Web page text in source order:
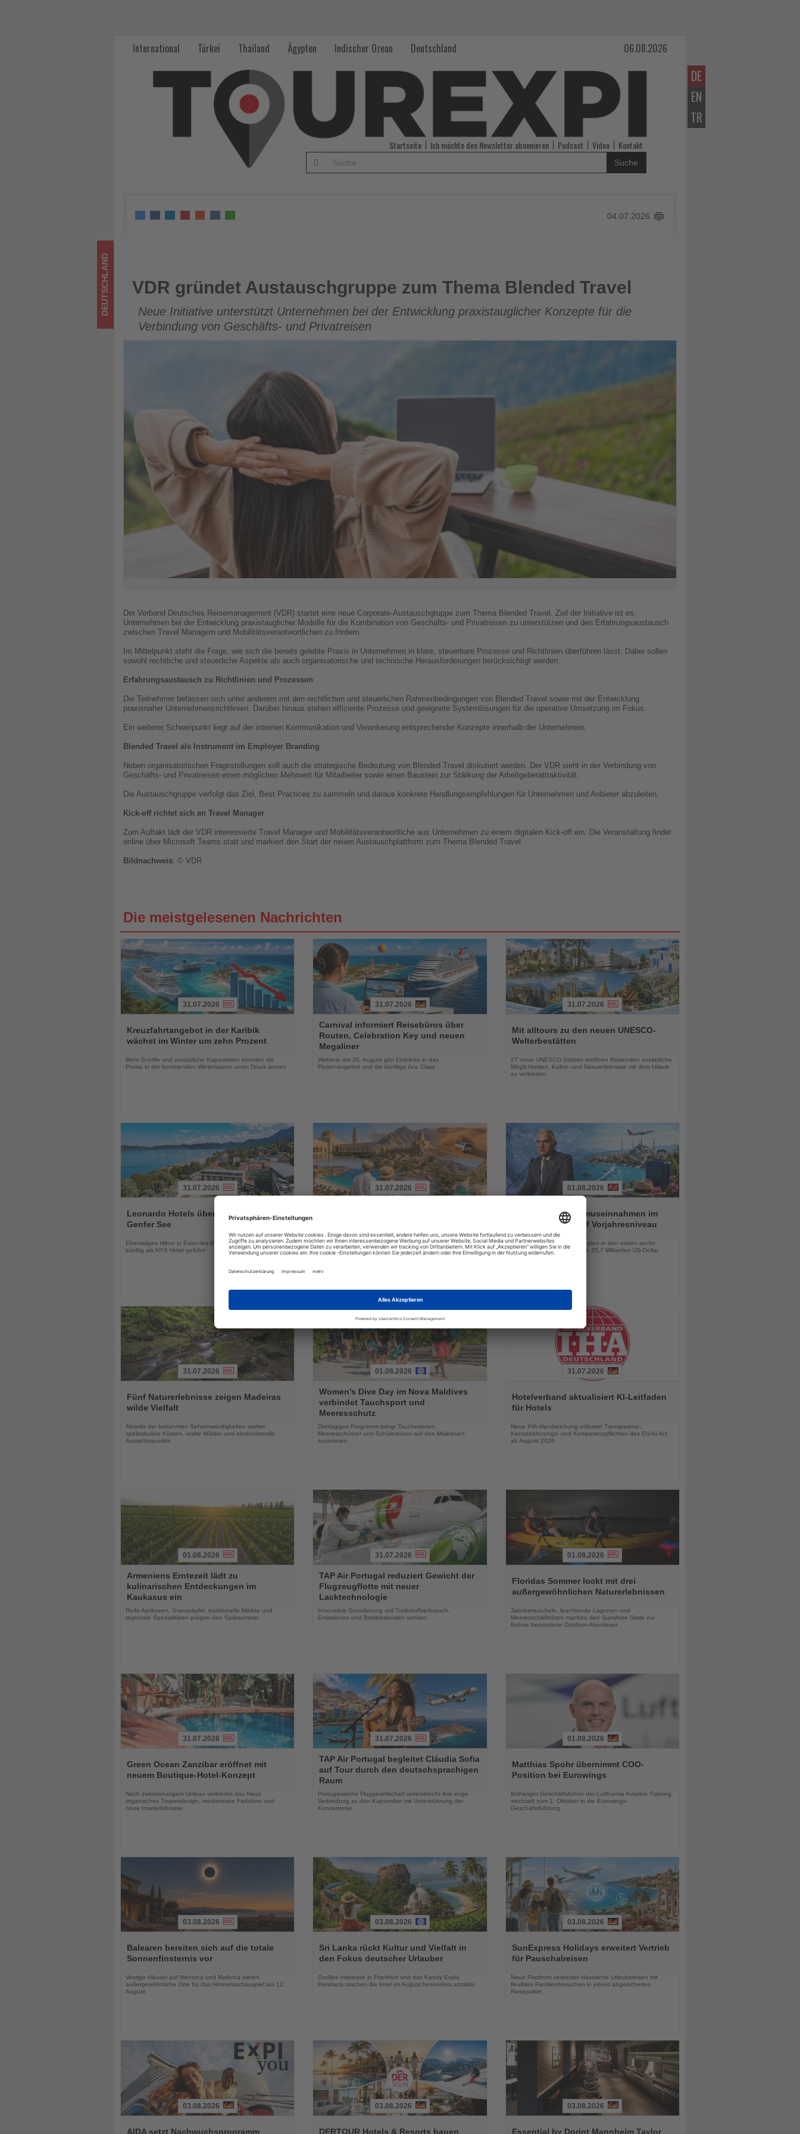
Austauschgruppe
DE
EN
TR
International Türkei Thailand Ägypten Indischer Ozean Deutschland 06.08.2026
Startseite Ich möchte den Newsletter abonnieren Podcast Video Kontakt
Suche
04.07.2026
VDR gründet Austauschgruppe zum Thema Blended Travel
DEUTSCHLAND VDR gründet Austauschgruppe zum Thema Blended Travel
Neue Initiative unterstützt Unternehmen bei der Entwicklung praxistauglicher Konzepte für die
Verbindung von Geschäfts- und Privatreisen
Der Verband Deutsches Reisemanagement (VDR) startet eine neue Corporate-Austauschgruppe zum Thema Blended Travel. Ziel der Initiative ist es,
Unternehmen bei der Entwicklung praxistauglicher Modelle für die Kombination von Geschäfts- und Privatreisen zu unterstützen und den Erfahrungsaustausch
zwischen Travel Managern und Mobilitätsverantwortlichen zu fördern.
Im Mittelpunkt steht die Frage, wie sich die bereits gelebte Praxis in Unternehmen in klare, steuerbare Prozesse und Richtlinien überführen lässt. Dabei sollen
sowohl rechtliche und steuerliche Aspekte als auch organisatorische und technische Herausforderungen berücksichtigt werden.
Erfahrungsaustausch zu Richtlinien und Prozessen
Die Teilnehmer befassen sich unter anderem mit den rechtlichen und steuerlichen Rahmenbedingungen von Blended Travel sowie mit der Entwicklung
praxisnaher Unternehmensrichtlinien. Darüber hinaus stehen effiziente Prozesse und geeignete Systemlösungen für die operative Umsetzung im Fokus.
Ein weiterer Schwerpunkt liegt auf der internen Kommunikation und Verankerung entsprechender Konzepte innerhalb der Unternehmen.
Blended Travel als Instrument im Employer Branding
Neben organisatorischen Fragestellungen soll auch die strategische Bedeutung von Blended Travel diskutiert werden. Der VDR sieht in der Verbindung von
Geschäfts- und Privatreisen einen möglichen Mehrwert für Mitarbeiter sowie einen Baustein zur Stärkung der Arbeitgeberattraktivität.
Die Austauschgruppe verfolgt das Ziel, Best Practices zu sammeln und daraus konkrete Handlungsempfehlungen für Unternehmen und Anbieter abzuleiten.
Kick-off richtet sich an Travel Manager
Zum Auftakt lädt der VDR interessierte Travel Manager und Mobilitätsverantwortliche aus Unternehmen zu einem digitalen Kick-off ein. Die Veranstaltung findet
online über Microsoft Teams statt und markiert den Start der neuen Austauschplattform zum Thema Blended Travel.
Bildnachweis: © VDR
Die meistgelesenen Nachrichten
Sie
die
31.07.2026
Kreuzfahrtangebot in der Karibik
wächst im Winter um zehn Prozent
Mehr Schiffe und zusätzliche Kapazitäten könnten die
Preise in der kommenden Wintersaison unter Druck setzen
Sie
die
Nachrichten
31.07.2026
Carnival informiert Reisebüros über
Routen, Celebration Key und neuen
Megaliner
Webinar am 26. August gibt Einblicke in das
Flottenangebot und die künftige Ace Class
Sie
die
31.07.2026
Mit alltours zu den neuen UNESCO-
Welterbestätten
27 neue UNESCO-Stätten eröffnen Reisenden zusätzliche
Möglichkeiten, Kultur- und Naturerlebnisse mit dem Urlaub
zu verbinden
Sie
die
31.07.2026
Leonardo Hotels übernimmt Hotel am
Genfer See
Ehemaliges Hilton in Evian-les-Bains wird modernisiert und
künftig als NYX Hotel geführt
Nachrichten
31.07.2026
Drei Online-Seminare beleuchten Landschaften, Kultur,
Flugverbindungen und außergewöhnliche Reiseformen im
Nachrichten
01.08.2026
Türkei hält Tourismuseinnahmen im
ersten Halbjahr auf Vorjahresniveau
25,8 Millionen Besucher sorgten in den ersten sechs
Monaten für Einnahmen von 25,7 Milliarden US-Dollar
Sie
die
31.07.2026
Fünf Naturerlebnisse zeigen Madeiras
wilde Vielfalt
Abseits der bekannten Sehenswürdigkeiten warten
spektakuläre Küsten, uralte Wälder und eindrucksvolle
Aussichtspunkte
Sie
die
Nachrichten
01.08.2026
Women's Dive Day im Nova Maldives
verbindet Tauchsport und
Meeresschutz
Dreitägiges Programm bringt Taucherinnen,
Meeresschützer und Schülerinnen auf den Malediven
zusammen
Sie
die
31.07.2026
Hotelverband aktualisiert KI-Leitfaden
für Hotels
Neue IHA-Handreichung erläutert Transparenz-,
Kennzeichnungs- und Kompetenzpflichten des EU AI Act
ab August 2026
Sie
die
Nachrichten
01.08.2026
Armeniens Erntezeit lädt zu
kulinarischen Entdeckungen im
Kaukasus ein
Reife Aprikosen, Granatäpfel, traditionelle Märkte und
regionale Spezialitäten prägen den Spätsommer
Sie
die
Nachrichten
31.07.2026
TAP Air Portugal reduziert Gewicht der
Flugzeugflotte mit neuer
Lacktechnologie
Innovative Grundierung soll Treibstoffverbrauch,
Emissionen und Betriebskosten senken
Sie
die
Nachrichten
01.08.2026
Floridas Sommer lockt mit drei
außergewöhnlichen Naturerlebnissen
Jakobsmuscheln, leuchtende Lagunen und
Meeresschildkröten machen den Sunshine State zur
Bühne besonderer Outdoor-Abenteuer
Sie
die
31.07.2026
Green Ocean Zanzibar eröffnet mit
neuem Boutique-Hotel-Konzept
Nach zweimonatigem Umbau verbindet das Haus
organisches Tropendesign, mediterrane Farbtöne und
neue Inselerlebnisse
Sie
die
Nachrichten
31.07.2026
TAP Air Portugal begleitet Cláudia Sofia
auf Tour durch den deutschsprachigen
Raum
Portugiesische Fluggesellschaft unterstreicht ihre enge
Verbindung zu den Kapverden mit Unterstützung der
Konzertreise
Sie
die
01.08.2026
Matthias Spohr übernimmt COO-
Position bei Eurowings
Bisheriger Geschäftsführer der Lufthansa Aviation Training
wechselt zum 1. Oktober in die Eurowings-
Geschäftsführung
Sie
die
03.08.2026
Balearen bereiten sich auf die totale
Sonnenfinsternis vor
Vestige-Häuser auf Menorca und Mallorca bieten
außergewöhnliche Orte für das Himmelsschauspiel am 12.
August
Sie
die
03.08.2026
Sri Lanka rückt Kultur und Vielfalt in
den Fokus deutscher Urlauber
Großes Interesse in Frankfurt und das Kandy Esala
Perahera machen die Insel im August besonders attraktiv
Sie
die
03.08.2026
SunExpress Holidays erweitert Vertrieb
für Pauschalreisen
Neue Plattform verbindet klassische Urlaubsreisen mit
flexiblen Familienbesuchen in einem abgesicherten
Reisepaket
Sie
03.08.2026
AIDA setzt Nachwuchsprogramm
Sie
03.08.2026
DERTOUR Hotels & Resorts bauen
Sie
03.08.2026
Essential by Dorint Mannheim Taylor